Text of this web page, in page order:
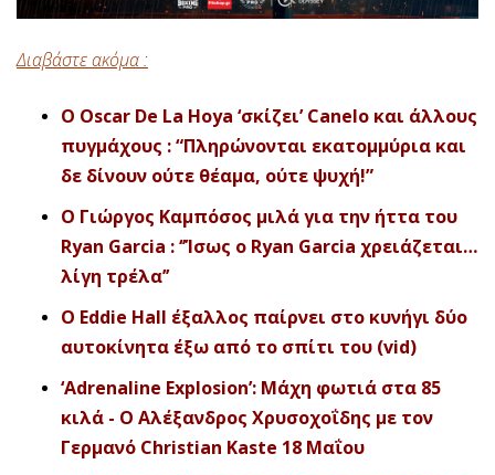
Διαβάστε ακόμα :
O Oscar De La Hoya ‘σκίζει’ Canelo και άλλους
πυγμάχους : “Πληρώνονται εκατομμύρια και
δε δίνουν ούτε θέαμα, ούτε ψυχή!”
Ο Γιώργος Καμπόσος μιλά για την ήττα του
Ryan Garcia : ‘’Ίσως ο Ryan Garcia χρειάζεται…
λίγη τρέλα’’
O Eddie Hall έξαλλος παίρνει στο κυνήγι δύο
αυτοκίνητα έξω από το σπίτι του (vid)
‘Adrenaline Explosion’: Μάχη φωτιά στα 85
κιλά - Ο Αλέξανδρος Χρυσοχοΐδης με τον
Γερμανό Christian Kaste 18 Μαΐου